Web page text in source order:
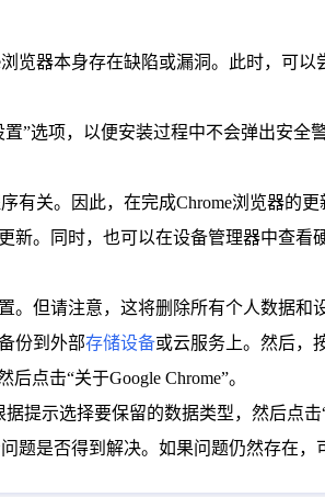
览器本身存在缺陷或漏洞。此时，可
”选项，以便安装过程中不会弹出安全警
有关。因此，在完成Chrome浏览器的
。同时，也可以在设备管理器中查看
但请注意，这将删除所有个人数据和
份到外部存储设备或云服务上。然后，
点击“关于Google Chrome”。
提示选择要保留的数据类型，然后点击
题是否得到解决。如果问题仍然存在